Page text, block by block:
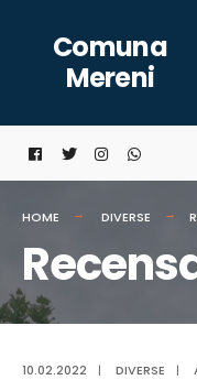
content
Comuna
Mereni
HOME DIVERSE
10.02.2022 | DIVERSE |
for: